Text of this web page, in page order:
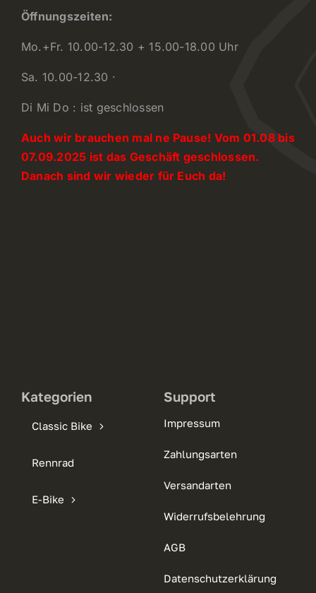
Öffnungszeiten:
Mo.+Fr. 10.00-12.30 + 15.00-18.00 Uhr
Sa. 10.00-12.30 ·
Di Mi Do : ist geschlossen
Auch wir brauchen mal ne Pause! Vom 01.08 bis
07.09.2025 ist das Geschäft geschlossen.
Danach sind wir wieder für Euch da!
Kategorien
Classic Bike
Rennrad
E-Bike
Support
Impressum
Zahlungsarten
Versandarten
Widerrufsbelehrung
AGB
Datenschutzerklärung